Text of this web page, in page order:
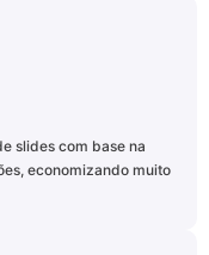
slides com base na
economizando muito